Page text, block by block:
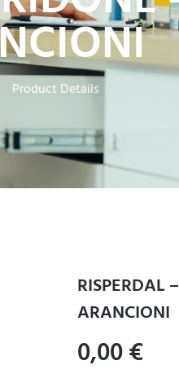
Product Details
RISPERDAL
ARANCIONI
0,00€